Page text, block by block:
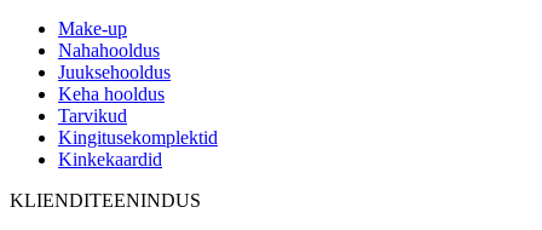
Make-up
Nahahooldus
Juuksehooldus
Keha hooldus
Tarvikud
Kingitusekomplektid
Kinkekaardid
KLIENDITEENINDUS